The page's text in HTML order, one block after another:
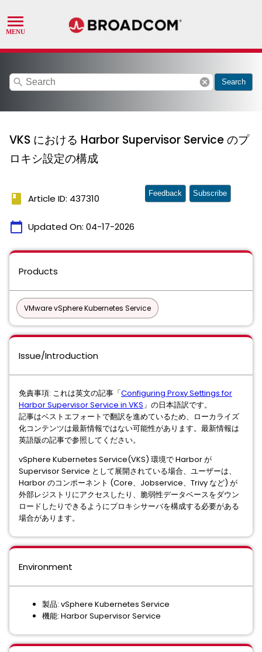
search cancel Search
VKS における Harbor Supervisor Service のプ
ロキシ設定の構成
book Article ID: 437310
calendar_today Updated On: 04-17-2026
Feedback Subscribe
Products
VMware vSphere Kubernetes Service
Issue/Introduction
免責事項: これは英文の記事「Configuring Proxy Settings for
Harbor Supervisor Service in VKS」の日本語訳です。
記事はベストエフォートで翻訳を進めているため、ローカライズ
化コンテンツは最新情報ではない可能性があります。最新情報は
英語版の記事で参照してください。
vSphere Kubernetes Service(VKS) 環境で Harbor が
Supervisor Service として展開されている場合、ユーザーは、
Harbor のコンポーネント (Core、Jobservice、Trivy など) が
外部レジストリにアクセスしたり、脆弱性データベースをダウン
ロードしたりできるようにプロキシサーバを構成する必要がある
場合があります。
Environment
製品: vSphere Kubernetes Service
機能: Harbor Supervisor Service